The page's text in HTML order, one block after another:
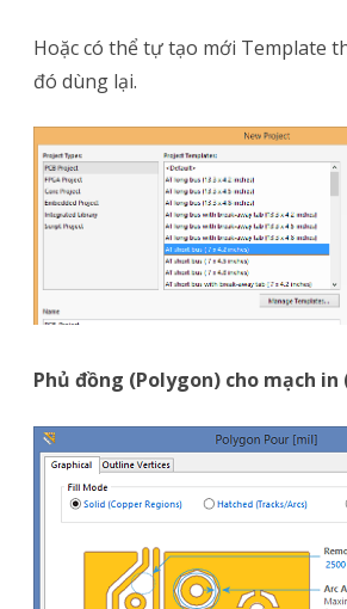
Hoặc có thể tự tạo mới Template
đó dùng lại.
Phủ đồng (Polygon) cho mạch